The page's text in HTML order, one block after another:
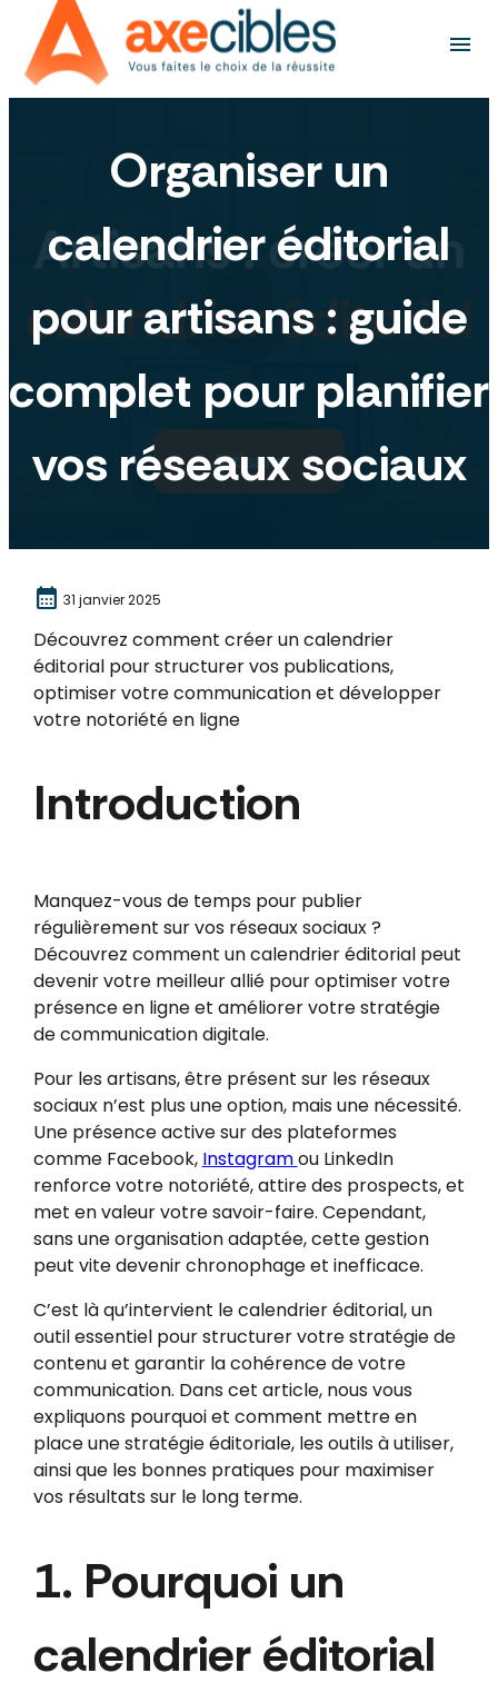
menu
Organiser un
calendrier éditorial
pour artisans : guide
complet pour planifier
vos réseaux sociaux
calendar_month 31 janvier 2025
Découvrez comment créer un calendrier
éditorial pour structurer vos publications,
optimiser votre communication et développer
votre notoriété en ligne
Introduction
Manquez-vous de temps pour publier
régulièrement sur vos réseaux sociaux ?
Découvrez comment un calendrier éditorial peut
devenir votre meilleur allié pour optimiser votre
présence en ligne et améliorer votre stratégie
de communication digitale.
Pour les artisans, être présent sur les réseaux
sociaux n’est plus une option, mais une nécessité.
Une présence active sur des plateformes
comme Facebook, Instagramou LinkedIn
renforce votre notoriété, attire des prospects, et
met en valeur votre savoir-faire. Cependant,
sans une organisation adaptée, cette gestion
peut vite devenir chronophage et inefficace.
C’est là qu’intervient le calendrier éditorial, un
outil essentiel pour structurer votre stratégie de
contenu et garantir la cohérence de votre
communication. Dans cet article, nous vous
expliquons pourquoi et comment mettre en
place une stratégie éditoriale, les outils à utiliser,
ainsi que les bonnes pratiques pour maximiser
vos résultats sur le long terme.
1. Pourquoi un
calendrier éditorial
Panneau de gestion des cookies